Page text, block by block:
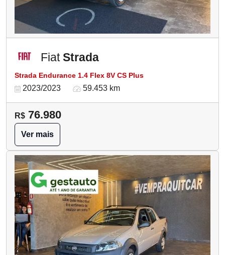
FiatStrada
Strada Endurance 1.4 Flex 8V CS Plus
2023/2023 59.453 km
R$ 76.980
Ver mais